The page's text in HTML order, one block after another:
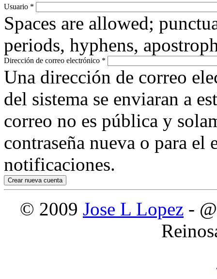
Usuario *
Spaces are allowed;
periods, hyphens,
Dirección de correo electrónico *
Una dirección de correo
del sistema se enviaran a
correo no es pública y
contraseña nueva o para
notificaciones.
© 2009 Jose L Lopez -